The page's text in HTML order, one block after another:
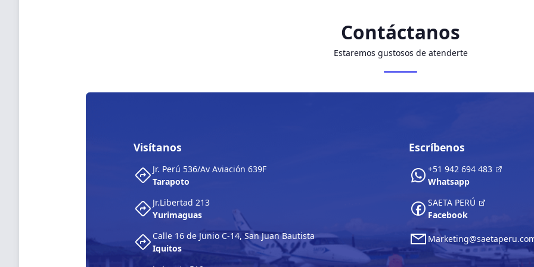
Contáctanos
Estaremos gustosos de atenderte
Visítanos
Jr. Perú 536/Av Aviación 639F
Tarapoto
Jr.Libertad 213
Yurimaguas
Calle 16 de Junio C-14, San Juan Bautista
Iquitos
Escríbenos
+51 942 694 483
Whatsapp
SAETA PERÚ
Facebook